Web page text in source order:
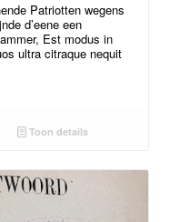
Patriotten wegens
d’eene een
Est modus in
ultra citraque nequit
Toon details